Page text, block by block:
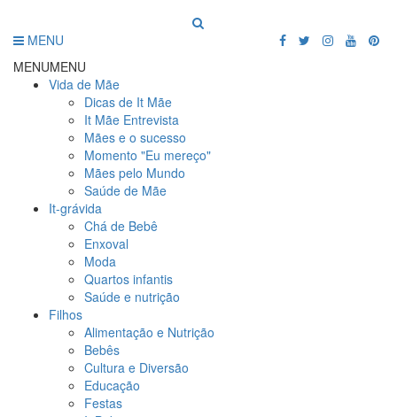
MENU
MENUMENU
Vida de Mãe
Dicas de It Mãe
It Mãe Entrevista
Mães e o sucesso
Momento "Eu mereço"
Mães pelo Mundo
Saúde de Mãe
It-grávida
Chá de Bebê
Enxoval
Moda
Quartos infantis
Saúde e nutrição
Filhos
Alimentação e Nutrição
Bebês
Cultura e Diversão
Educação
Festas